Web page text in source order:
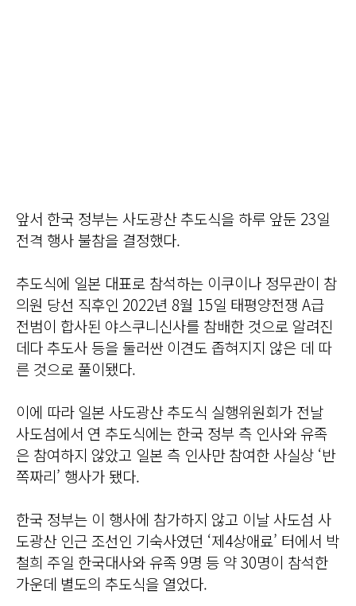
앞서 한국 정부는 사도광산 추도식을 하루 앞둔 23일
전격 행사 불참을 결정했다.
추도식에 일본 대표로 참석하는 이쿠이나 정무관이 참
의원 당선 직후인 2022년 8월 15일 태평양전쟁 A급
전범이 합사된 야스쿠니신사를 참배한 것으로 알려진
데다 추도사 등을 둘러싼 이견도 좁혀지지 않은 데 따
른 것으로 풀이됐다.
이에 따라 일본 사도광산 추도식 실행위원회가 전날
사도섬에서 연 추도식에는 한국 정부 측 인사와 유족
은 참여하지 않았고 일본 측 인사만 참여한 사실상 ‘반
쪽짜리’ 행사가 됐다.
한국 정부는 이 행사에 참가하지 않고 이날 사도섬 사
도광산 인근 조선인 기숙사였던 ‘제4상애료’ 터에서 박
철희 주일 한국대사와 유족 9명 등 약 30명이 참석한
가운데 별도의 추도식을 열었다.